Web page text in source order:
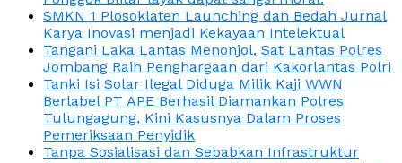
SMKN 1 Plosoklaten Launching dan Bedah Jurnal
Karya Inovasi menjadi Kekayaan Intelektual
Tangani Laka Lantas Menonjol, Sat Lantas Polres
Jombang Raih Penghargaan dari Kakorlantas Polri
Tanki Isi Solar Ilegal Diduga Milik Kaji WWN
Berlabel PT APE Berhasil Diamankan Polres
Tulungagung, Kini Kasusnya Dalam Proses
Pemeriksaan Penyidik
Tanpa Sosialisasi dan Sebabkan Infrastruktur